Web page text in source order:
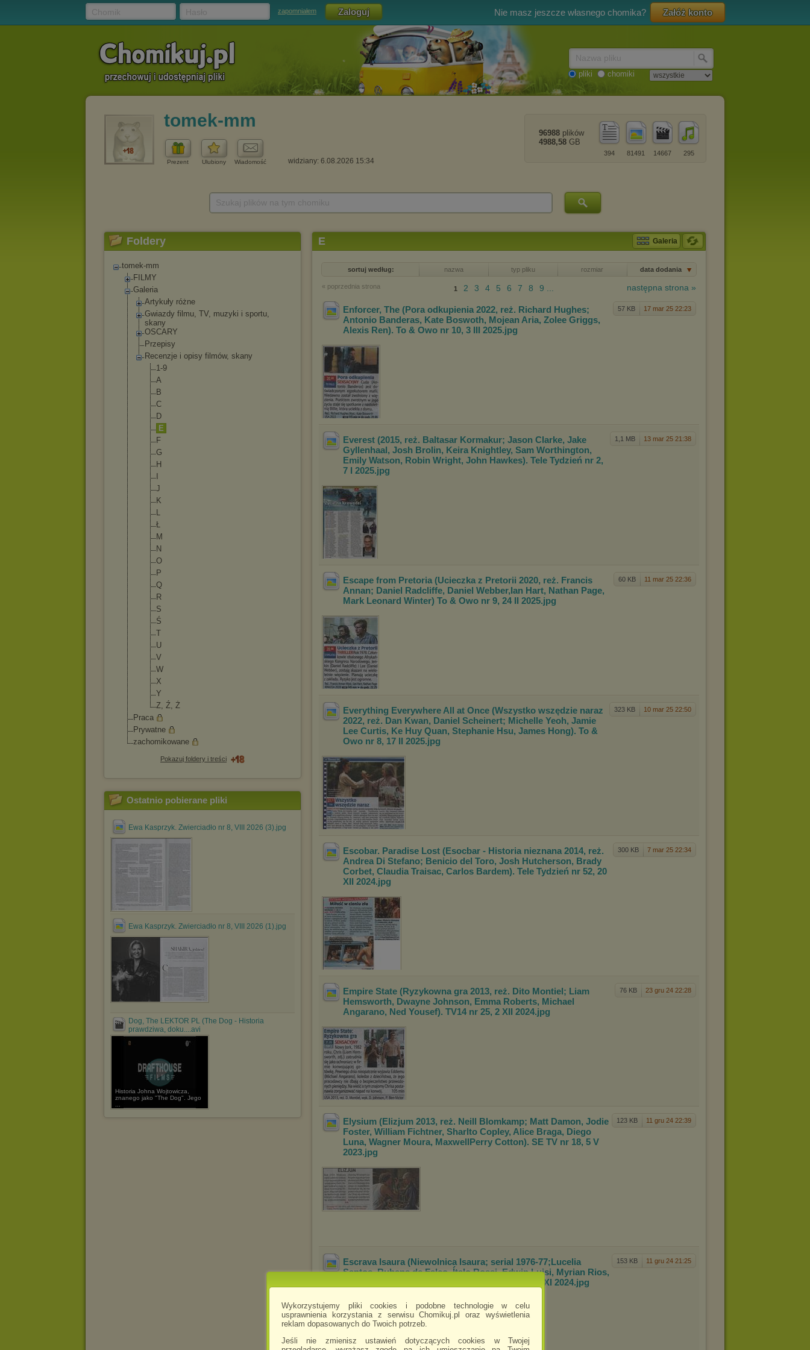
Wykorzystujemy pliki cookies i podobne technologie w celu
usprawnienia korzystania z serwisu Chomikuj.pl oraz wyświetlenia
reklam dopasowanych do Twoich potrzeb.
Jeśli nie zmienisz ustawień dotyczących cookies w Twojej
zapomniałem Nie masz jeszcze własnego chomika? Załóż konto
pliki chomiki
tomek-mm
Prezent Ulubiony Wiadomość widziany: 6.08.2026 15:34
295
14667
81491
394
96988 plików
4988,58 GB
Foldery
tomek-mm
FILMY
Galeria
Artykuły różne
Gwiazdy filmu, TV, muzyki i sportu,
skany
OSCARY
Przepisy
Recenzje i opisy filmów, skany
1-9
A
B
C
D
E
F
G
H
J
K
L
Ł
M
N
O
P
Q
R
S
Ś
T
U
V
W
X
Y
Z, Ź, Ż
Praca
Prywatne
zachomikowane
Pokazuj foldery i treści
Ostatnio pobierane pliki
Ewa Kasprzyk. Zwierciadło nr 8, VIII 2026 (3).jpg
Ewa Kasprzyk. Zwierciadło nr 8, VIII 2026 (1).jpg
Dog, The LEKTOR PL (The Dog - Historia
prawdziwa, doku....avi
Historia Johna Wojtowicza,
znanego jako "The Dog". Jego
E Galeria
sortuj według: nazwa typ pliku rozmiar data dodania
« poprzednia strona następna strona »
1 2 3 4 5 6 7 8 9 ...
57 KB 17 mar 25 22:23
Enforcer, The (Pora odkupienia 2022, reż. Richard Hughes;
Antonio Banderas, Kate Boswoth, Mojean Aria, Zolee Griggs,
Alexis Ren). To & Owo nr 10, 3 II
I 2025.jpg
1,1 MB 13 mar 25 21:38
Everest (2015, reż. Baltasar Kormakur; Jason Clarke, Jake
Gyllenhaal, Josh Brolin, Keira Knightley, Sam Worthington,
Emily Watson, Robin Wright, John Hawkes). Tele Tydzień nr 2,
7 I 2025.jpg
60 KB 11 mar 25 22:36
Escape from Pretoria (Ucieczka z Pretorii 2020, reż. Francis
Annan; Daniel Radcliffe, Daniel Webber,Ian Hart, Nathan Page,
Mark Leonard Winter) To & Owo nr 9, 24 II 2025.jpg
323 KB 10 mar 25 22:50
Everything Everywhere All at Once (Wszystko wszędzie naraz
2022, reż. Dan Kwan, Daniel Scheinert; Michelle Yeoh, Jamie
Lee Curtis, Ke Huy Quan, Stephanie Hsu, James Hong). To &
Owo nr 8, 17 II 2025.jpg
300 KB 7 mar 25 22:34
Escobar. Paradise Lost (Esocbar - Historia nieznana 2014, reż.
Andrea Di Stefano; Benicio del Toro, Josh Hutcherson, Brady
Corbet, Claudia Traisac, Carlos Bardem). Tele Tydzień nr 52, 20
XII 2024.jpg
76 KB 23 gru 24 22:28
Empire State (Ryzykowna gra 2013, reż. Dito Montiel; Liam
Hemsworth, Dwayne Johnson, Emma Roberts, Michael
Angarano, Ned Yousef). TV14 nr 25, 2 XII 2024.jpg
123 KB 11 gru 24 22:39
Elysium (Elizjum 2013, reż. Neill Blomkamp; Matt Damon, Jodie
Foster, William Fichtner, Sharlto Copley, Alice Braga, Diego
Luna, Wagner Moura, MaxwellPerry Cotton). SE TV nr 18, 5 V
2023.jpg
153 KB 11 gru 24 21:25
Escrava Isaura (Niewolnica Isaura; serial 1976-77;Lucelia
Santos, Rubens de Falco, Ítalo Rossi, Edwin Luisi, Myrian Rios,
Tele Tydzień nr 48, 25 XI 2024.jpg